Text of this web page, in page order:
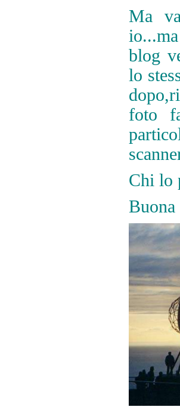
Ma
blog
lo
foto
Chi lo